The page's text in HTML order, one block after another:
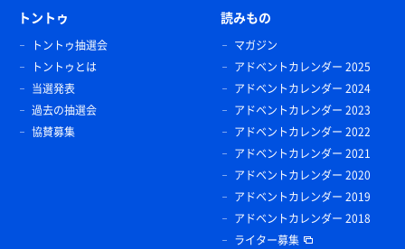
トントゥ
トントゥ抽選会
トントゥとは
当選発表
過去の抽選会
協賛募集
読みもの
マガジン
アドベントカレンダー 2025
アドベントカレンダー 2024
アドベントカレンダー 2023
アドベントカレンダー 2022
アドベントカレンダー 2021
アドベントカレンダー 2020
アドベントカレンダー 2019
アドベントカレンダー 2018
ライター募集